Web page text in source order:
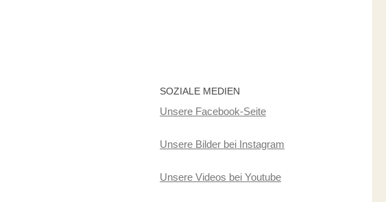
SOZIALE MEDIEN
Unsere Facebook-Seite
Unsere Bilder bei Instagram
Unsere Videos bei Youtube